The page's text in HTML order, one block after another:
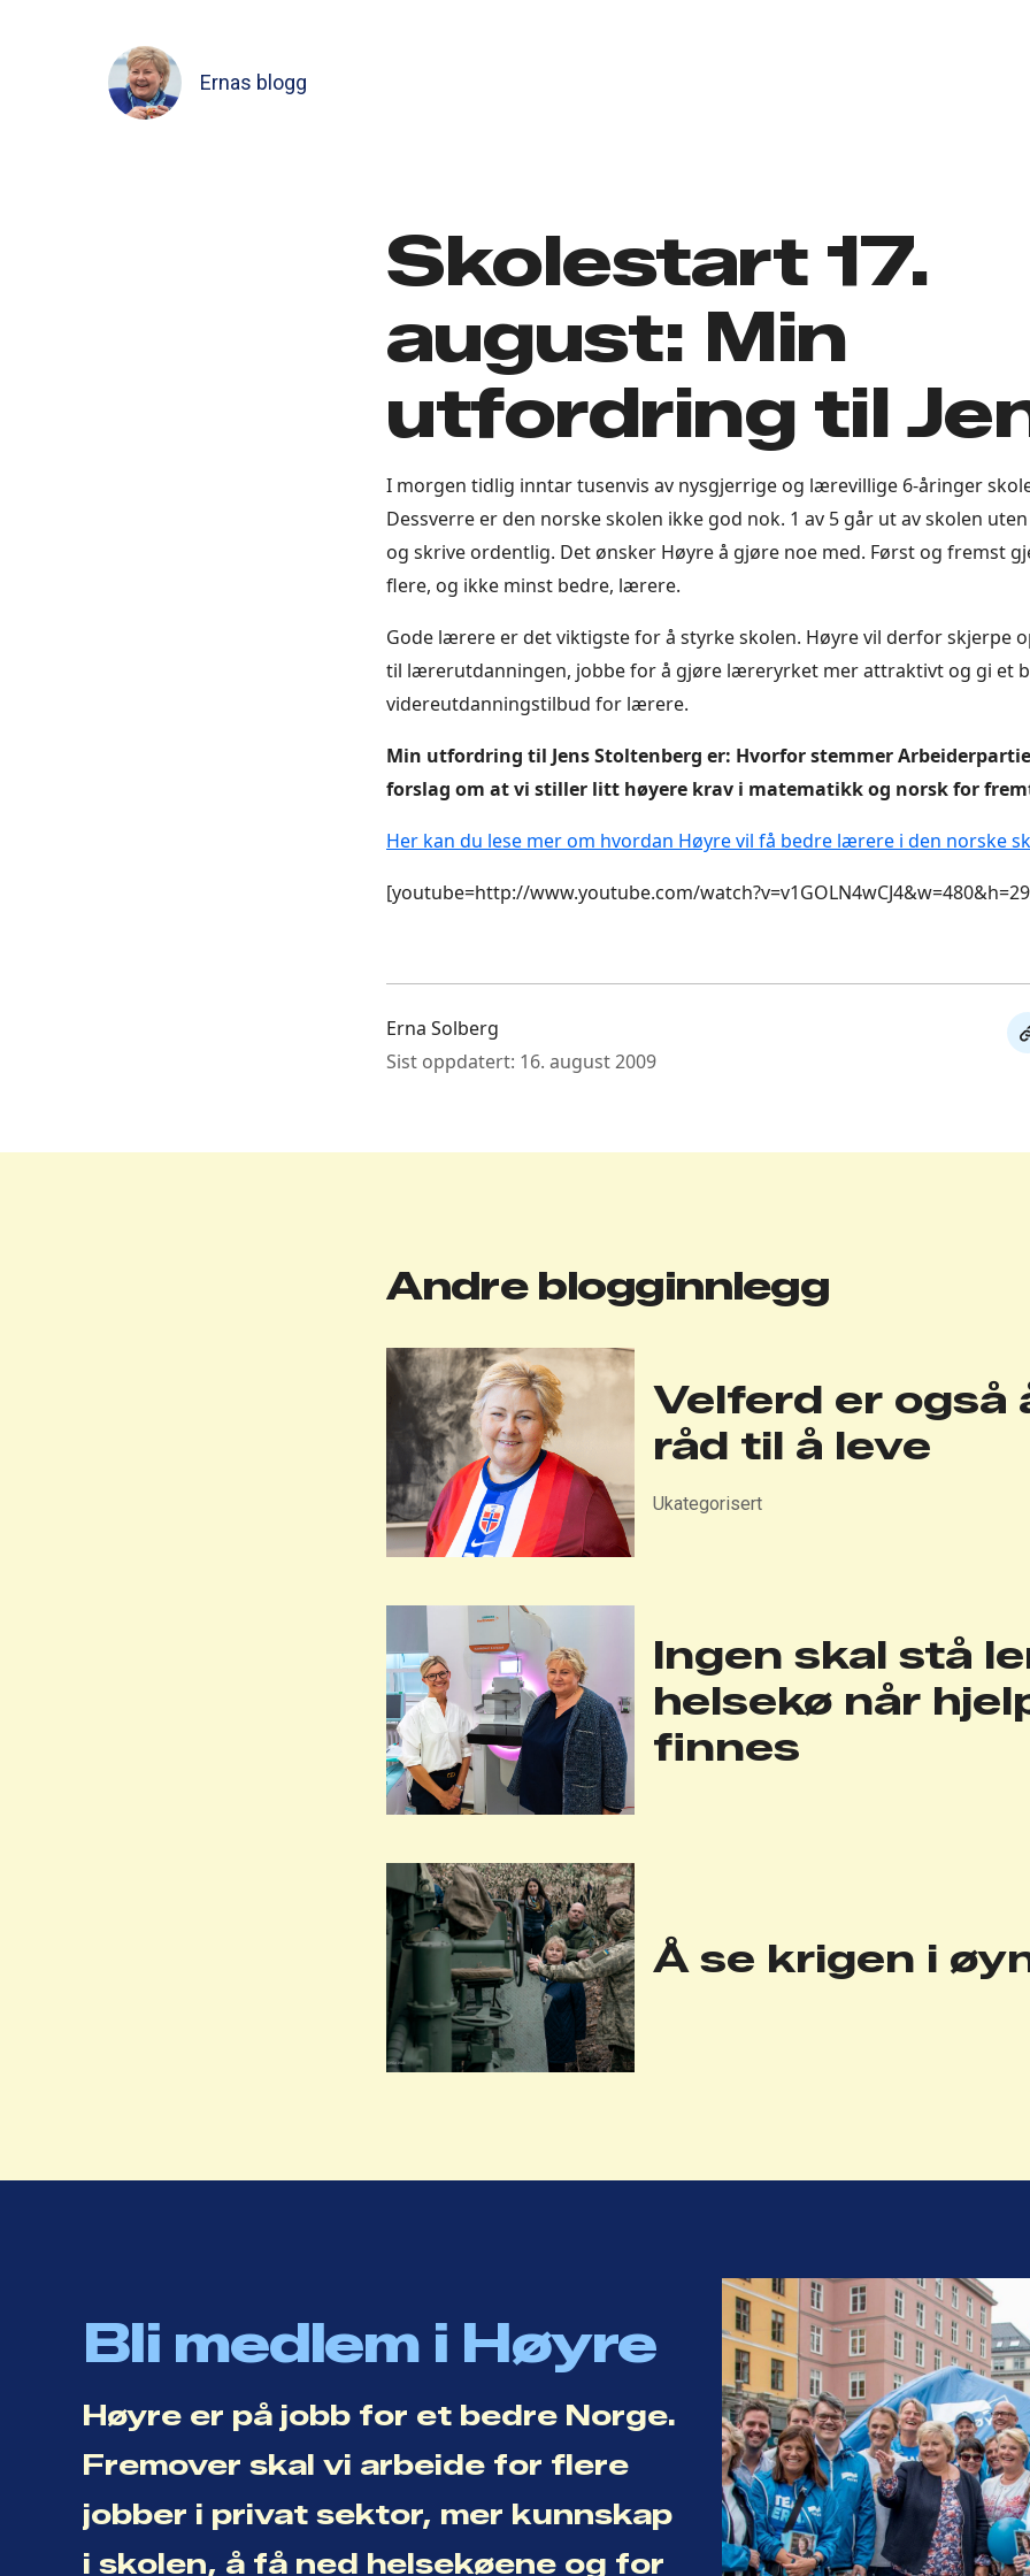
Ernas blogg
Skolestart 17.
august: Min
utfordring til
I morgen tidlig inntar tusenvis av nysgjerrige og lærevillige 6-åringer
Dessverre er den norske skolen ikke god nok. 1 av 5 går ut av skolen
og skrive ordentlig. Det ønsker Høyre å gjøre noe med. Først og fremst
flere, og ikke minst bedre, lærere.
Gode lærere er det viktigste for å styrke skolen. Høyre vil derfor skjerpe
til lærerutdanningen, jobbe for å gjøre læreryrket mer attraktivt og gi et
videreutdanningstilbud for lærere.
Min utfordring til Jens Stoltenberg er: Hvorfor stemmer
forslag om at vi stiller litt høyere krav i matematikk og norsk for
Her kan du lese mer om hvordan Høyre vil få bedre lærere i den norske
[youtube=http://www.youtube.com/
Erna Solberg
Sist oppdatert: 16. august 2009
link
Andre blogginnlegg
Velferd er også
råd til å leve
Ukategorisert
Ingen skal stå
helsekø når
finnes
Å se krigen i
Bli medlem i Høyre
Høyre er på jobb for et bedre Norge.
Fremover skal vi arbeide for flere
jobber i privat sektor, mer kunnskap
i skolen, å få ned helsekøene og for